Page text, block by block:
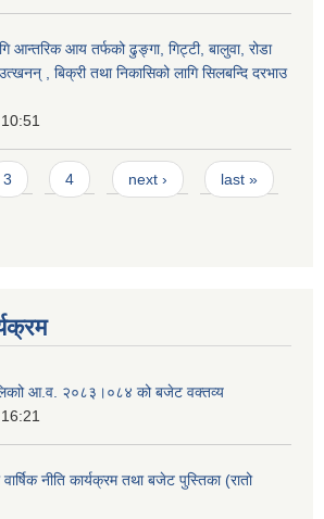
आय तर्फको ढुङ्गा, गिट्टी, बालुवा, रोडा
, बिक्री तथा निकासिको लागि सिलबन्दि दरभाउ
3 4 next › last »
आ.व. २०८३।०८४ को बजेट वक्तव्य
नीति कार्यक्रम तथा बजेट पुस्तिका (रातो